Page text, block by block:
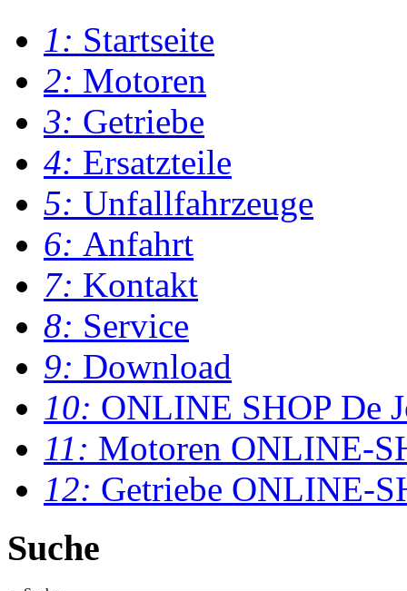
1: Startseite
2: Motoren
3: Getriebe
4: Ersatzteile
5: Unfallfahrzeuge
6: Anfahrt
7: Kontakt
8: Service
9: Download
10: ONLINE SHOP De
11: Motoren ONLINE-
12: Getriebe ONLINE-
Suche